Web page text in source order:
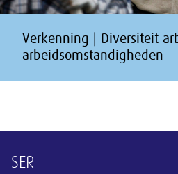
Verkenning | Diversiteit
arbeidsomstandigheden
Overige informatie
SER